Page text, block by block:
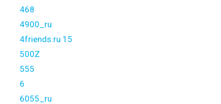
468
4900_ru
4friends.ru 15
500Z
555
6
6055_ru